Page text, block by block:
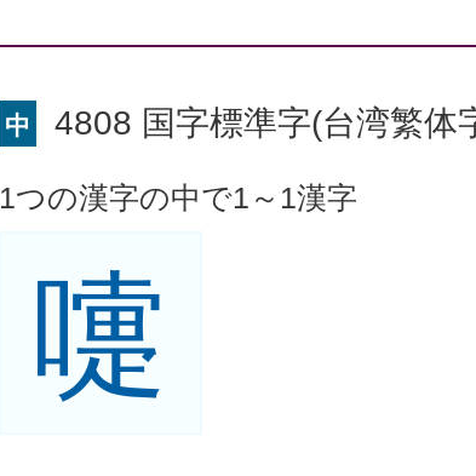
中 4808 国字標準字(台湾繁体
1つの漢字の中で1～1漢字
嚏